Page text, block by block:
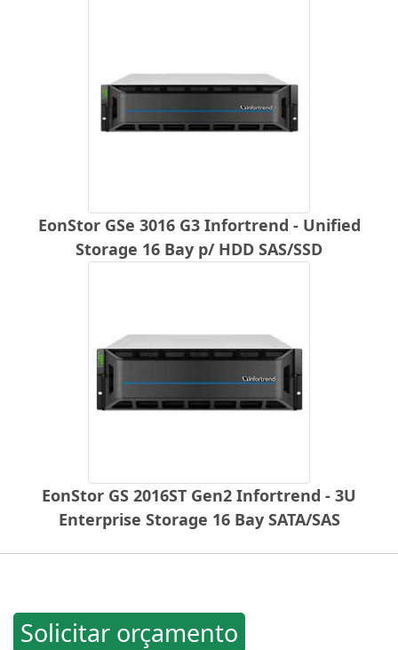
EonStor GSe 3016 G3 Infortrend - Unified
Storage 16 Bay p/ HDD SAS/SSD
EonStor GS 2016ST Gen2 Infortrend - 3U
Enterprise Storage 16 Bay SATA/SAS
Solicitar orçamento